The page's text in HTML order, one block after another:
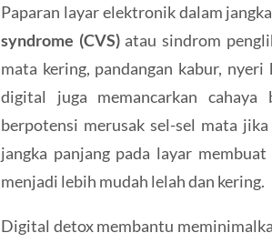
Paparan layar elektronik dalam
syndrome (CVS)atau sindrom
mata kering, pandangan kabur,
digital juga memancarkan
berpotensi merusak sel-sel mata
jangka panjang pada layar
menjadi lebih mudah lelah dan kering.
Digital detox membantu